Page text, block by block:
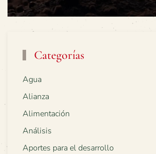
Categorías
Agua
Alianza
Alimentación
Análisis
Aportes para el desarrollo